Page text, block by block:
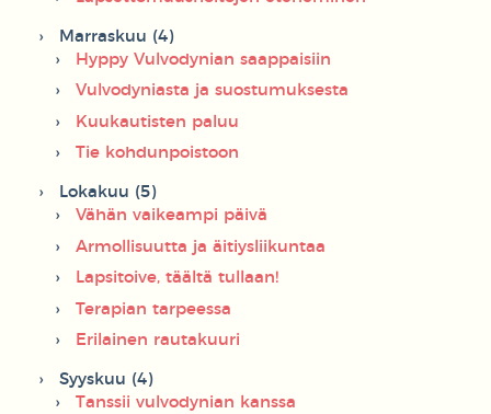
Marraskuu (4)
Hyppy Vulvodynian saappaisiin
Vulvodyniasta ja suostumuksesta
Kuukautisten paluu
Tie kohdunpoistoon
Lokakuu (5)
Vähän vaikeampi päivä
Armollisuutta ja äitiysliikuntaa
Lapsitoive, täältä tullaan!
Terapian tarpeessa
Erilainen rautakuuri
Syyskuu (4)
Tanssii vulvodynian kanssa